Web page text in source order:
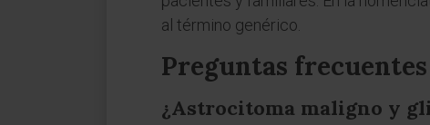
al término genérico.
Preguntas frecuentes
¿Astrocitoma maligno y